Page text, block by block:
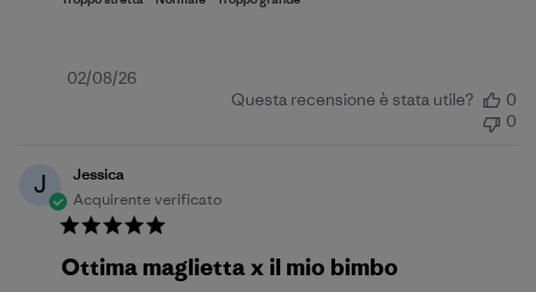
Data
02/08/26
Questa recensione è stata utile?
0
0
J
Jessica
Acquirente verificato
Ottima maglietta x il mio bimbo